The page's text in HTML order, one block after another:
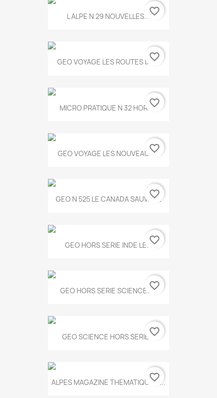
L ALPE N 29 NOUVELLES...favorite_border
GEO VOYAGE LES ROUTES DE...
favorite_border
MICRO PRATIQUE N 32 HORS...
favorite_border
GEO VOYAGE LES NOUVEAUX...
favorite_border
GEO N 525 LE CANADA SAUVAGE
favorite_border
GEO HORS SERIE INDE LE...favorite_border
GEO HORS SERIE SCIENCES...
favorite_border
GEO SCIENCE HORS SERIE...favorite_border
ALPES MAGAZINE THEMATIQUE N...
favorite_border